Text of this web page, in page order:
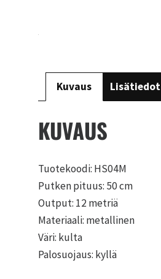
Kuvaus Lisätiedot
KUVAUS
Tuotekoodi: HS04M
Putken pituus: 50 cm
Output: 12 metriä
Materiaali: metallinen
Väri: kulta
Palosuojaus: kyllä